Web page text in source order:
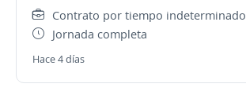
Contrato por tiempo indeterminado
Jornada completa
Hace 4 días